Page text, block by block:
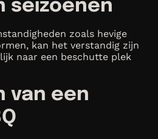
seizoenen
zoals hevige
kan het verstandig zijn
naar een beschutte plek
van een